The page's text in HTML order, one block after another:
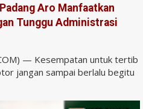
Aro Manfaatkan
Tunggu Administrasi
— Kesempatan untuk tertib
jangan sampai berlalu begitu